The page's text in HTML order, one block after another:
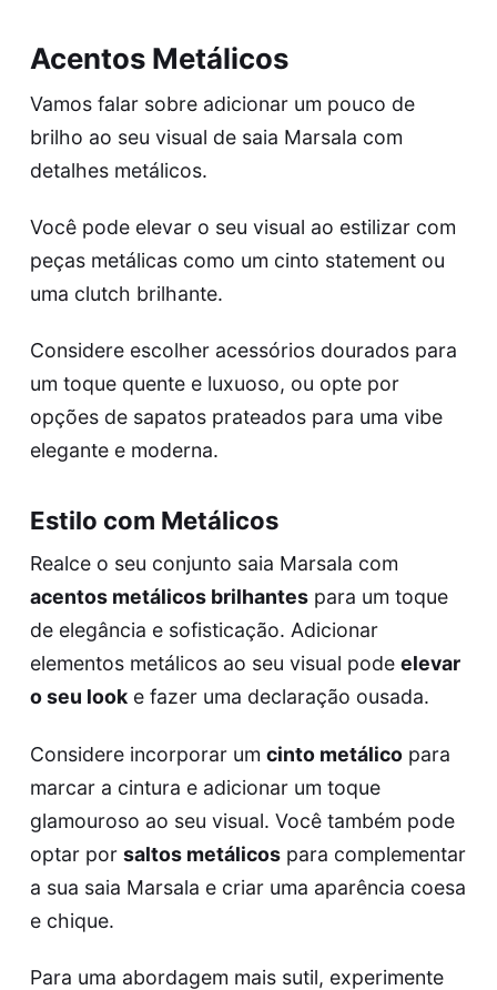
Acentos Metálicos
Vamos falar sobre adicionar um pouco de
brilho ao seu visual de saia Marsala com
detalhes metálicos.
Você pode elevar o seu visual ao estilizar com
peças metálicas como um cinto statement ou
uma clutch brilhante.
Considere escolher acessórios dourados para
um toque quente e luxuoso, ou opte por
opções de sapatos prateados para uma vibe
elegante e moderna.
Estilo com Metálicos
Realce o seu conjunto saia Marsala com
acentos metálicos brilhantespara um toque
de elegância e sofisticação. Adicionar
elementos metálicos ao seu visual pode elevar
o seu looke fazer uma declaração ousada.
Considere incorporar um cinto metálicopara
marcar a cintura e adicionar um toque
glamouroso ao seu visual. Você também pode
optar por saltos metálicospara complementar
a sua saia Marsala e criar uma aparência coesa
e chique.
Para uma abordagem mais sutil, experimente